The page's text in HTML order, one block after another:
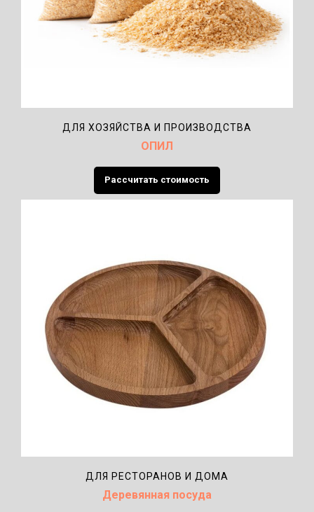
ДЛЯ ХОЗЯЙСТВА И ПРОИЗВОДСТВА
ОПИЛ
Рассчитать стоимость
ДЛЯ РЕСТОРАНОВ И ДОМА
Деревянная посуда